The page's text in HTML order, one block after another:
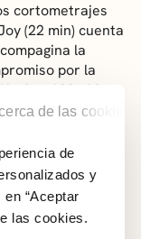
de las cookies
de
y
“Aceptar
las cookies.
cortometrajes
(22 min)cuenta
la
por la
Mgahinga
nos acerca las
que adoptaron
que pasó a ser
con un
de ambos
de la